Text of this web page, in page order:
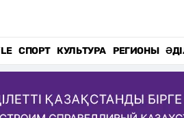
СПОРТ КУЛЬТУРА РЕГИОНЫ